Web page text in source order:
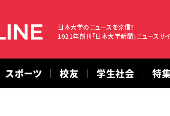
日本大学のニュースを発信！
1921年創刊「日本大学新聞」ニュースサ
スポーツ 校友 学生社会 特